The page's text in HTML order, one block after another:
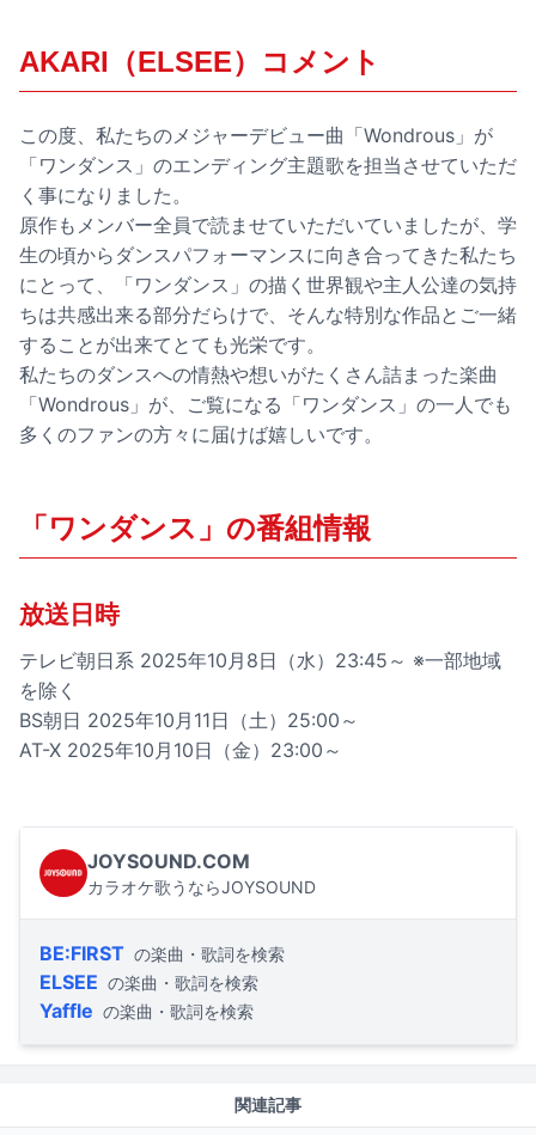
AKARI（ELSEE）コメント
この度、私たちのメジャーデビュー曲「Wondrous」が
「ワンダンス」のエンディング主題歌を担当させていただ
く事になりました。
原作もメンバー全員で読ませていただいていましたが、学
生の頃からダンスパフォーマンスに向き合ってきた私たち
にとって、「ワンダンス」の描く世界観や主人公達の気持
ちは共感出来る部分だらけで、そんな特別な作品とご一緒
することが出来てとても光栄です。
私たちのダンスへの情熱や想いがたくさん詰まった楽曲
「Wondrous」が、ご覧になる「ワンダンス」の一人でも
多くのファンの方々に届けば嬉しいです。
「ワンダンス」の番組情報
放送日時
テレビ朝日系 2025年10月8日（水）23:45～ ※一部地域
を除く
BS朝日 2025年10月11日（土）25:00～
AT-X 2025年10月10日（金）23:00～
JOYSOUND.COM
カラオケ歌うならJOYSOUND
BE:FIRST の楽曲・歌詞を検索
ELSEE の楽曲・歌詞を検索
Yaffle の楽曲・歌詞を検索
関連記事